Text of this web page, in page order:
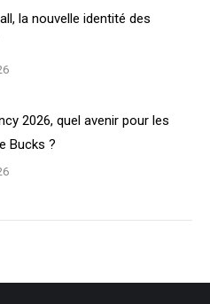
la nouvelle identité des
2026, quel avenir pour les
Bucks ?